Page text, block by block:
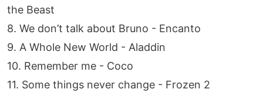
the Beast
8. We don’t talk about Bruno - Encanto
9. A Whole New World - Aladdin
10. ⁠Remember me - Coco
11. Some things never change - Frozen 2